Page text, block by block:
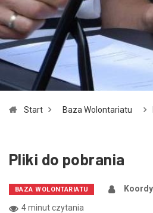
spellcheck
Bardziej czytelny
Kontrast
brightness_high
format_underlined
Podkreślanie odnośników
Start Baza Wolontariatu
Pliki do pobrania
BAZA WOLONTARIATU
4 minut czytania